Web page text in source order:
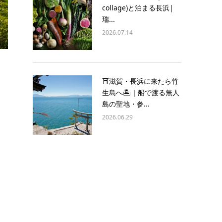
collage)と泊まる長浜|
瑞...
2026.07.14
⛩️滋賀・長浜に来たら竹
生島へ🏝️｜船で渡る無人
島の聖地・参...
2026.06.29